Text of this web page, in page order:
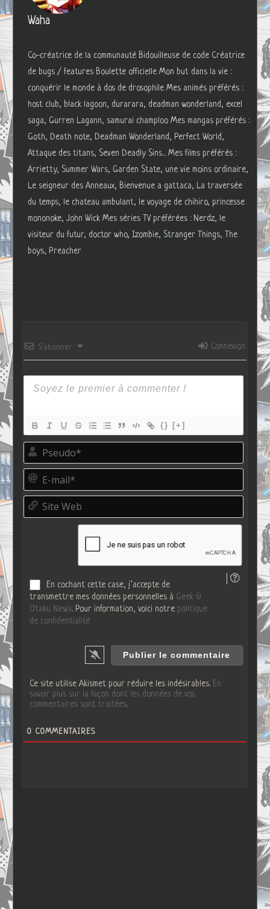
Waha
Co-créatrice de la communauté Bidouilleuse de code Créatrice
de bugs / features Boulette officielle Mon but dans la vie :
conquérir le monde à dos de drosophile Mes animés préférés :
host club, black lagoon, durarara, deadman wonderland, excel
saga, Gurren Lagann, samurai champloo Mes mangas préférés :
Goth, Death note, Deadman Wonderland, Perfect World,
Attaque des titans, Seven Deadly Sins... Mes films préférés :
Arrietty, Summer Wars, Garden State, une vie moins ordinaire,
Le seigneur des Anneaux, Bienvenue a gattaca, La traversée
du temps, le chateau ambulant, le voyage de chihiro, princesse
mononoke, John Wick Mes séries TV préférées : Nerdz, le
visiteur du futur, doctor who, Izombie, Stranger Things, The
boys, Preacher
S’abonner Connexion
{} [+]
P
e
d
o
E
m
i
S
t
En cochant cette case, j’accepte de
transmettre mes données personnelles à Geek &
Otaku News. Pour information, voici notre politique
de confidentialité
Ce site utilise Akismet pour réduire les indésirables. En
savoir plus sur la façon dont les données de vos
commentaires sont traitées.
0 COMMENTAIRES